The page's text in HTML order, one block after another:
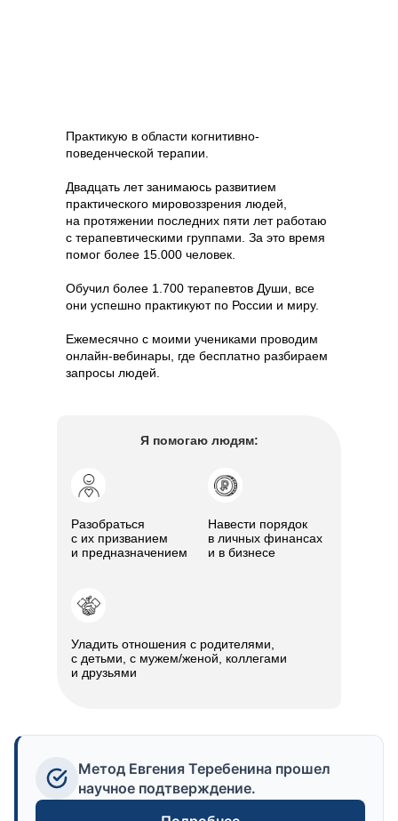
Практикую в области когнитивно-
поведенческой терапии.
Двадцать лет занимаюсь развитием
практического мировоззрения людей,
на протяжении последних пяти лет работаю
с терапевтическими группами. За это время
помог более 15.000 человек.
Обучил более 1.700 терапевтов Души, все
они успешно практикуют по России и миру.
Ежемесячно с моими учениками проводим
онлайн-вебинары, где бесплатно разбираем
запросы людей.
Навести порядок
в личных финансах
и в бизнесе
Уладить отношения с родителями,
с детьми, с мужем/женой, коллегами
и друзьями
Разобраться
с их призванием
и предназначением
Я помогаю людям:
Метод Евгения Теребенина прошел
научное подтверждение.